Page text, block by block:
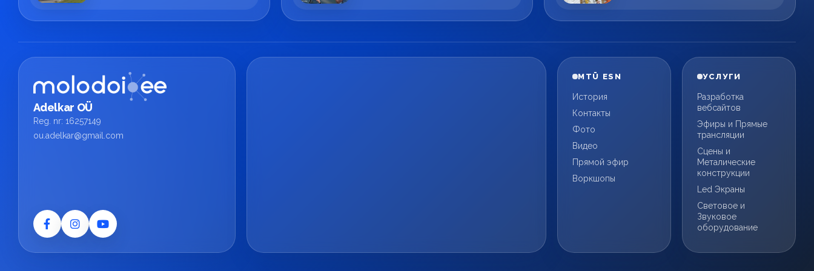
Adelkar OÜ
Reg. nr: 16257149
ou.adelkar@gmail.com
MTÜ ESN
История
Контакты
Фото
Видео
Прямой эфир
Воркшопы
УСЛУГИ
Разработка
вебсайтов
Эфиры и Прямые
трансляции
Сцены и
Металические
конструкции
Led Экраны
Световое и
Звуковое
оборудование